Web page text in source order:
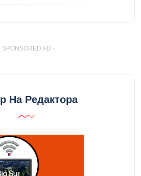
SPONSORED AD -
На Редактора